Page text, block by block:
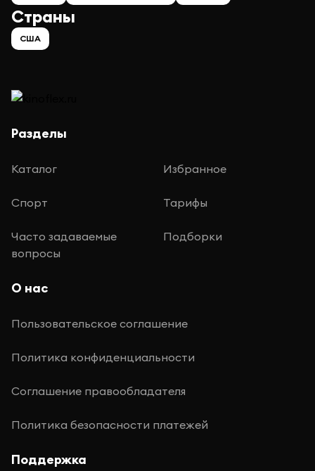
Страны
США
Разделы
Каталог Избранное
Спорт Тарифы
Часто задаваемые
вопросы
Подборки
О нас
Пользовательское соглашение
Политика конфиденциальности
Соглашение правообладателя
Политика безопасности платежей
Поддержка